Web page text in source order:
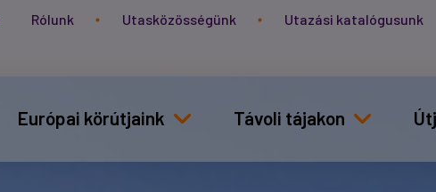
Rólunk Utasközösségünk Utazási katalógusunk
Európai körútjaink Távoli tájakon